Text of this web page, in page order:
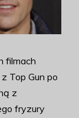
filmach
Top Gun po
z
fryzury